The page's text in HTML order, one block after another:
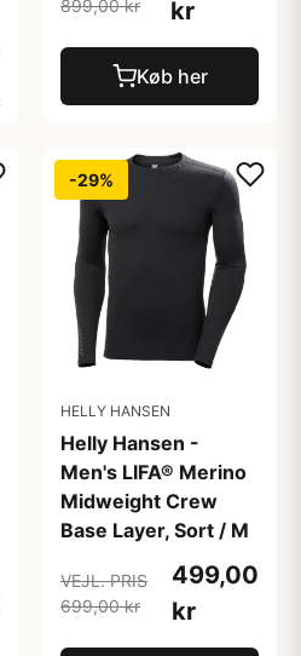
899,00 kr kr
Køb her
-29%
HELLY HANSEN
Helly Hansen -
Men's LIFA® Merino
Midweight Crew
Base Layer, Sort / M
VEJL. PRIS
699,00 kr
499,00
kr